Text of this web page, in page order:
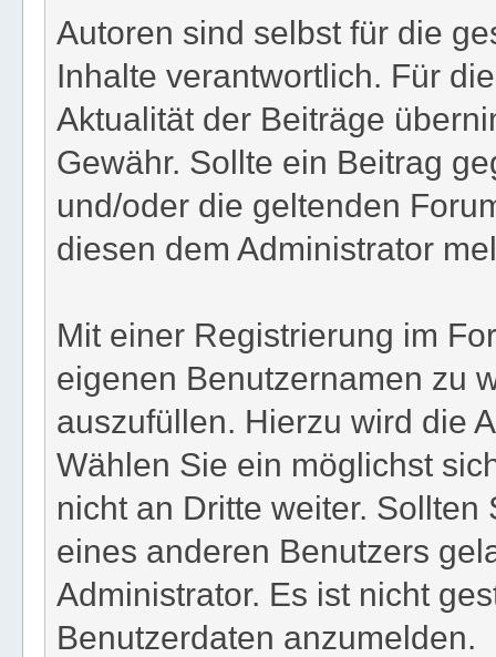
Autoren sind selbst für die
Inhalte verantwortlich. Für
Aktualität der Beiträge
Gewähr. Sollte ein Beitrag
und/oder die geltenden
diesen dem Administrator
Mit einer Registrierung im
eigenen Benutzernamen zu
auszufüllen. Hierzu wird die
Wählen Sie ein möglichst
nicht an Dritte weiter.
eines anderen Benutzers
Administrator. Es ist nicht
Benutzerdaten anzumelden.